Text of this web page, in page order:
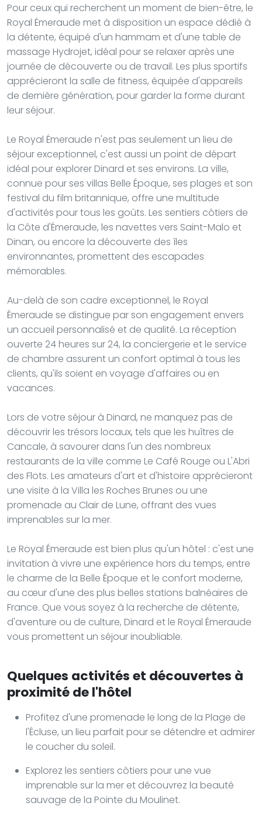
Pour ceux qui recherchent un moment de bien-être, le
Royal Émeraude met à disposition un espace dédié à
la détente, équipé d'un hammam et d'une table de
massage Hydrojet, idéal pour se relaxer après une
journée de découverte ou de travail. Les plus sportifs
apprécieront la salle de fitness, équipée d'appareils
de dernière génération, pour garder la forme durant
leur séjour.
Le Royal Émeraude n'est pas seulement un lieu de
séjour exceptionnel, c'est aussi un point de départ
idéal pour explorer Dinard et ses environs. La ville,
connue pour ses villas Belle Époque, ses plages et son
festival du film britannique, offre une multitude
d'activités pour tous les goûts. Les sentiers côtiers de
la Côte d'Émeraude, les navettes vers Saint-Malo et
Dinan, ou encore la découverte des îles
environnantes, promettent des escapades
mémorables.
Au-delà de son cadre exceptionnel, le Royal
Émeraude se distingue par son engagement envers
un accueil personnalisé et de qualité. La réception
ouverte 24 heures sur 24, la conciergerie et le service
de chambre assurent un confort optimal à tous les
clients, qu'ils soient en voyage d'affaires ou en
vacances.
Lors de votre séjour à Dinard, ne manquez pas de
découvrir les trésors locaux, tels que les huîtres de
Cancale, à savourer dans l'un des nombreux
restaurants de la ville comme Le Café Rouge ou L'Abri
des Flots. Les amateurs d'art et d'histoire apprécieront
une visite à la Villa les Roches Brunes ou une
promenade au Clair de Lune, offrant des vues
imprenables sur la mer.
Le Royal Émeraude est bien plus qu'un hôtel : c'est une
invitation à vivre une expérience hors du temps, entre
le charme de la Belle Époque et le confort moderne,
au cœur d'une des plus belles stations balnéaires de
France. Que vous soyez à la recherche de détente,
d'aventure ou de culture, Dinard et le Royal Émeraude
vous promettent un séjour inoubliable.
Quelques activités et découvertes à
proximité de l'hôtel
Profitez d'une promenade le long de la Plage de
l'Écluse, un lieu parfait pour se détendre et admirer
le coucher du soleil.
Explorez les sentiers côtiers pour une vue
imprenable sur la mer et découvrez la beauté
sauvage de la Pointe du Moulinet.